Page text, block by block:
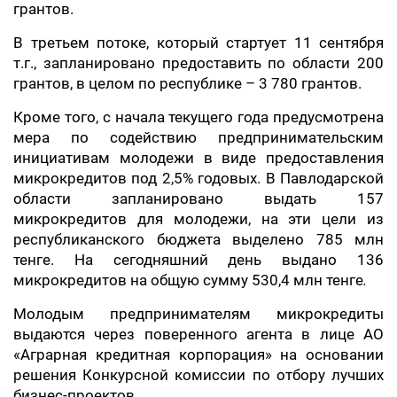
грантов.
В третьем потоке, который стартует 11 сентября
т.г., запланировано предоставить по области 200
грантов, в целом по республике – 3 780 грантов.
Кроме того, с начала текущего года предусмотрена
мера по содействию предпринимательским
инициативам молодежи в виде предоставления
микрокредитов под 2,5% годовых. В Павлодарской
области запланировано выдать 157
микрокредитов для молодежи, на эти цели из
республиканского бюджета выделено 785 млн
тенге. На сегодняшний день выдано 136
микрокредитов на общую сумму 530,4 млн тенге.
Молодым предпринимателям микрокредиты
выдаются через поверенного агента в лице АО
«Аграрная кредитная корпорация» на основании
решения Конкурсной комиссии по отбору лучших